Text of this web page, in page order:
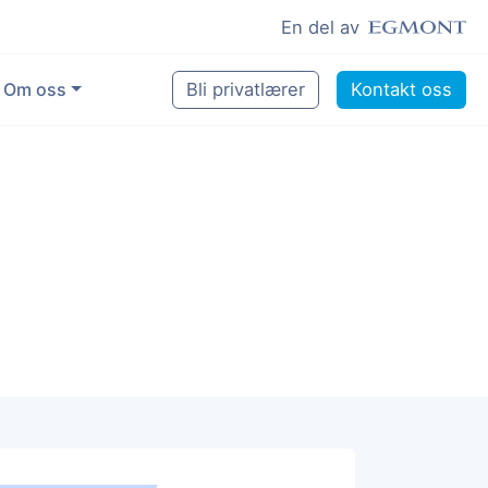
En del av
Om oss Bli privatlærer Kontakt oss